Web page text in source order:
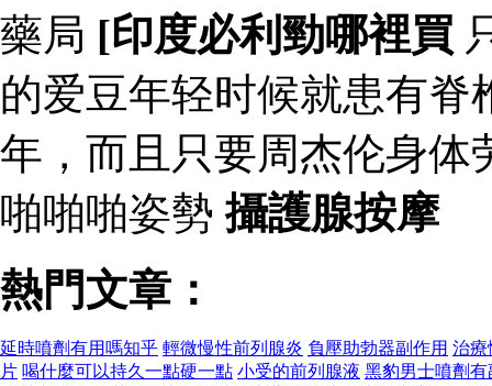
藥局 [印度必利勁哪裡買
的爱豆年轻时候就患有
年，而且只要周杰伦身体
啪啪啪姿勢攝護腺按摩
熱門文章：
延時噴劑有用嗎知乎 輕微慢性前列腺炎 負壓助勃器副作用 治療
片 喝什麼可以持久一點硬一點 小受的前列腺液 黑豹男士噴劑有